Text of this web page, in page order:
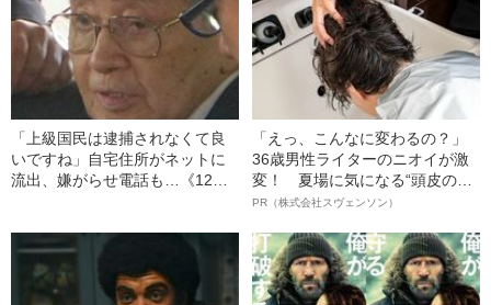
の葛藤」
「上級国民は逮捕されなくて良
いですね」自宅住所がネットに
流出、嫌がらせ電話も…《12人
への暴力」
「えっ、こんなに変わるの？」
36歳男性ライターのニオイが激
変！ 夏場に気になる“頭皮のニ
オイ”や“ベタつき”を解消す
ト”が生み出した徹底ケアとは
PR（株式会社スヴェンソン）